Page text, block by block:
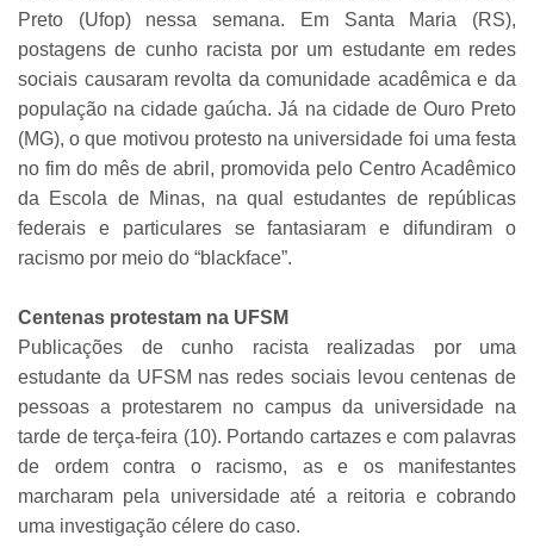
Preto (Ufop) nessa semana. Em Santa Maria (RS),
postagens de cunho racista por um estudante em redes
sociais causaram revolta da comunidade acadêmica e da
população na cidade gaúcha. Já na cidade de Ouro Preto
(MG), o que motivou protesto na universidade foi uma festa
no fim do mês de abril, promovida pelo Centro Acadêmico
da Escola de Minas, na qual estudantes de repúblicas
federais e particulares se fantasiaram e difundiram o
racismo por meio do “blackface”.
Centenas protestam na UFSM
Publicações de cunho racista realizadas por uma
estudante da UFSM nas redes sociais levou centenas de
pessoas a protestarem no campus da universidade na
tarde de terça-feira (10). Portando cartazes e com palavras
de ordem contra o racismo, as e os manifestantes
marcharam pela universidade até a reitoria e cobrando
uma investigação célere do caso.